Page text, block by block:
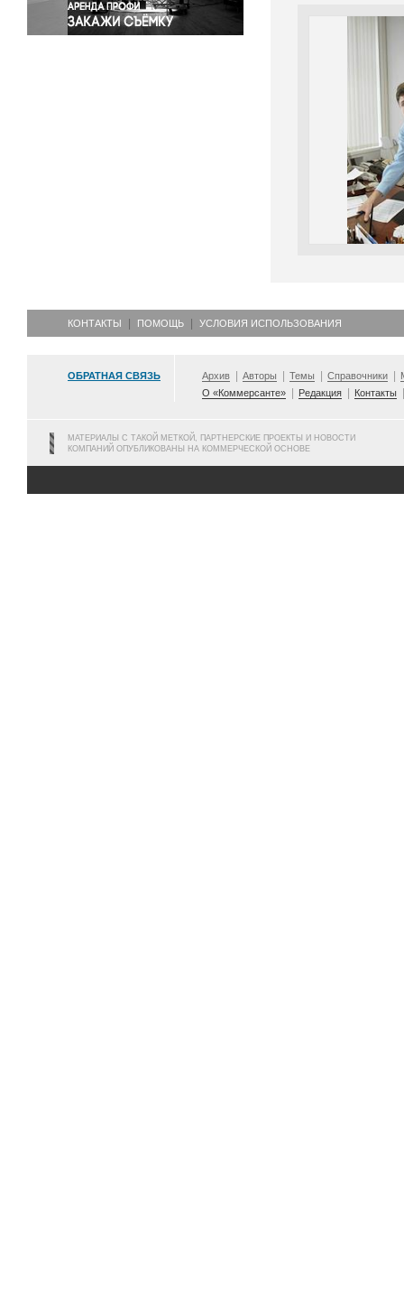
КОНТАКТЫ ПОМОЩЬ УСЛОВИЯ ИСПОЛЬЗОВАНИЯ
ОБРАТНАЯ СВЯЗЬ Архив Авторы Темы Справочники
О «Коммерсанте»
Редакция Контакты
МАТЕРИАЛЫ С ТАКОЙ МЕТКОЙ, ПАРТНЕРСКИЕ ПРОЕКТЫ И НОВОСТИ
КОМПАНИЙ ОПУБЛИКОВАНЫ НА КОММЕРЧЕСКОЙ ОСНОВЕ